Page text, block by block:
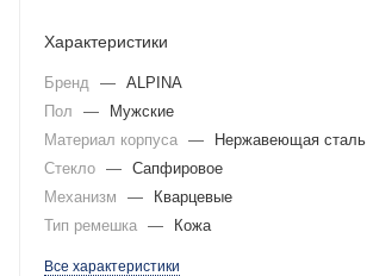
Характеристики
Бренд — ALPINA
Пол
—
Мужские
Материал корпуса —
Нержавеющая сталь
Стекло — Сапфировое
Механизм
—
Кварцевые
Тип ремешка — Кожа
Все характеристики